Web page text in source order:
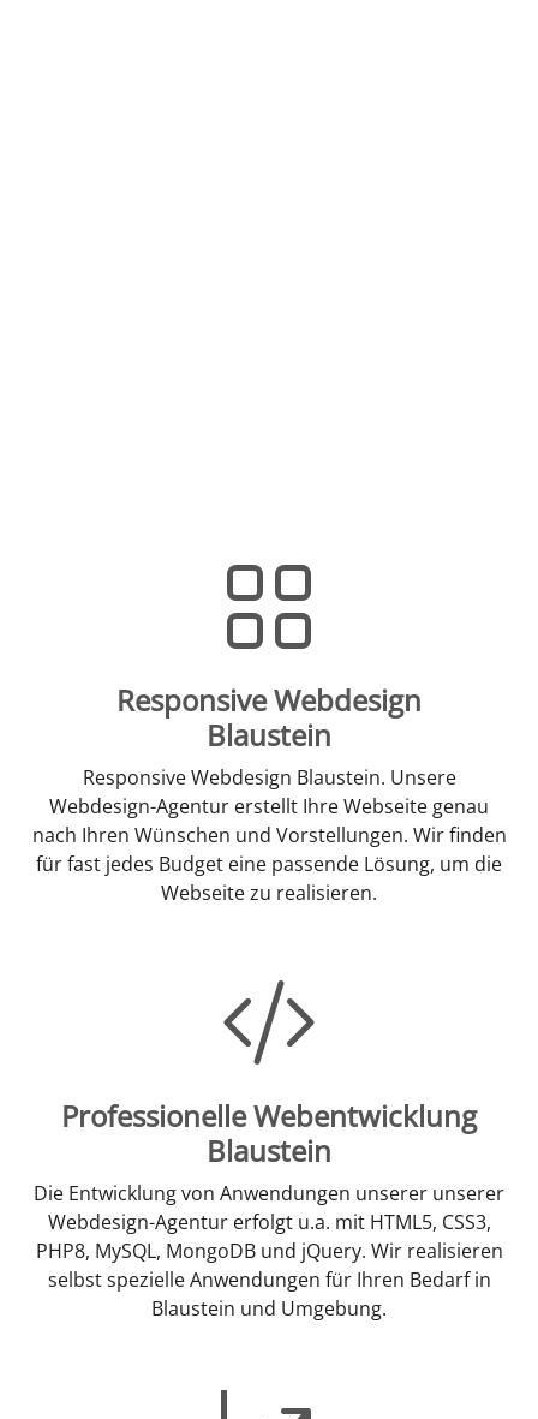
Responsive Webdesign
Blaustein
Responsive Webdesign Blaustein. Unsere
Webdesign-Agentur erstellt Ihre Webseite genau
nach Ihren Wünschen und Vorstellungen. Wir finden
für fast jedes Budget eine passende Lösung, um die
Webseite zu realisieren.
Professionelle Webentwicklung
Blaustein
Die Entwicklung von Anwendungen unserer unserer
Webdesign-Agentur erfolgt u.a. mit HTML5, CSS3,
PHP8, MySQL, MongoDB und jQuery. Wir realisieren
selbst spezielle Anwendungen für Ihren Bedarf in
Blaustein und Umgebung.